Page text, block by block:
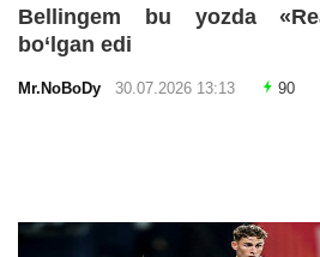
Bellingem bu yozda
bo‘lgan edi
Mr.NoBoDy 30.07.2026 13:13 90